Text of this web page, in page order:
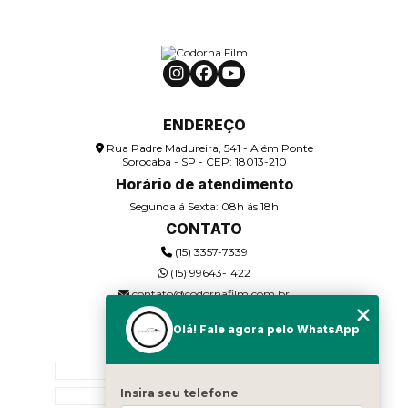
HIGIENIZAÇÃO INTERNA AUTOMOTIVA
REDUÇÃO DE CALOR
INSULFILM AZUL
INSULFILM BLACKOUT EM JANELA
INSULFILM BOX DE BANHEIRO
INSULFILM BRANCO
INSULFILM CARBON
INSULFILM COMO BARREIRA CONTRA CALOR
INSULFILM DE CARRO
ENDEREÇO
Rua Padre Madureira, 541 - Além Ponte
Sorocaba - SP - CEP: 18013-210
Horário de atendimento
Segunda á Sexta: 08h ás 18h
CONTATO
(15) 3357-7339
(15) 99643-1422
contato@codornafilm.com.br
QUEM SOMOS
Olá! Fale agora pelo WhatsApp
Insira seu telefone